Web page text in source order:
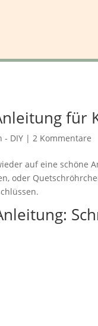
für
- DIY | 2 Kommentare
auf eine schöne
oder